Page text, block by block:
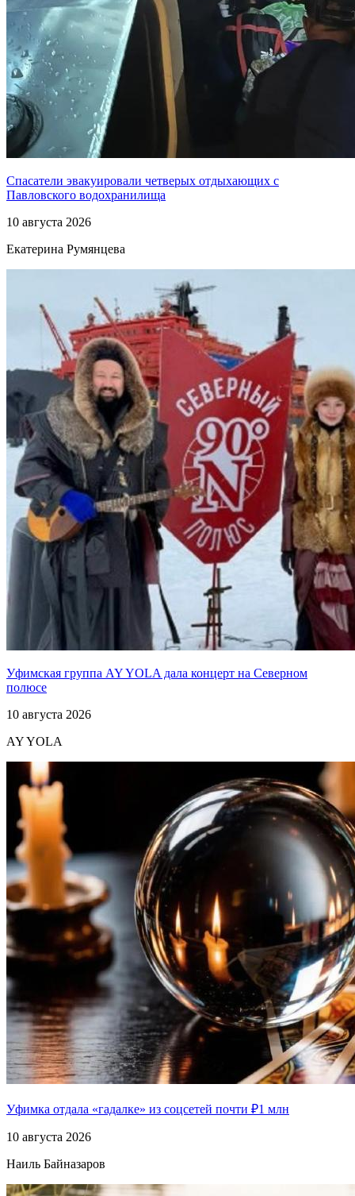
Спасатели эвакуировали четверых отдыхающих с
Павловского водохранилища
10 августа 2026
Екатерина Румянцева
Уфимская группа AY YOLA дала концерт на Северном
полюсе
10 августа 2026
AY YOLA
Уфимка отдала «гадалке» из соцсетей почти ₽1 млн
10 августа 2026
Наиль Байназаров